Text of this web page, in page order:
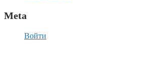
Meta
Войти